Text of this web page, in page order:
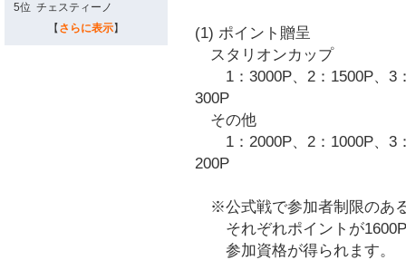
5位 チェスティーノ
【 さらに表示】
(1) ポイント贈呈
スタリオンカップ
1：3000P、2：1500P、3
300P
その他
1：2000P、2：1000P、3
200P
※公式戦で参加者制限のあ
それぞれポイントが1600P
参加資格が得られます。